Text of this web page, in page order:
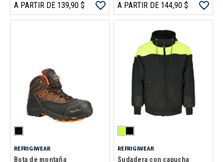
A PARTIR DE 139,90 $ A PARTIR DE 144,90 $
REFRIGIWEAR
Bota de montaña
REFRIGIWEAR
Sudadera con capucha